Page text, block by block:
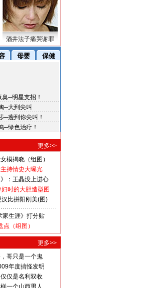
酒井法子痛哭谢罪
更多>>
模揭晓（组图）
持情史大曝光
》：王晶没上进心
时的大胆造型图
比拼阳刚美(图)
家生涯》打分贴
（组图）
更多>>
哥只是一个鬼
年度搞怪发明
仅是名利双收
一个山西男人